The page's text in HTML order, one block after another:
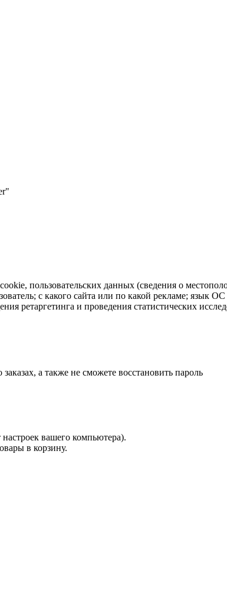
пользовательских данных (сведения о
с какого сайта или по какой рекламе; язык
ретаргетинга и проведения статистических
а также не сможете восстановить пароль
вашего компьютера).
в корзину.